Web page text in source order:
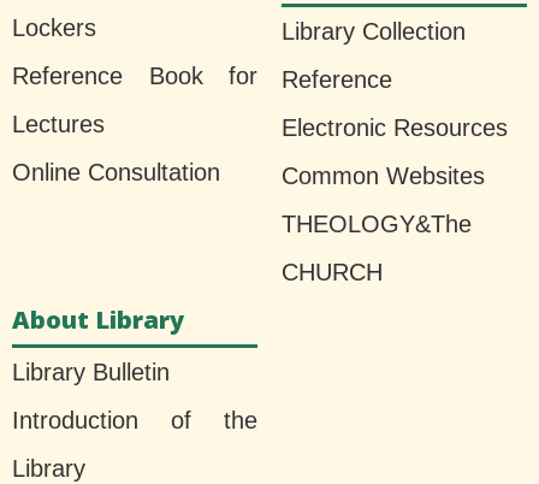
Lockers
Reference Book for
Lectures
Online Consultation
Library Collection
Reference
Electronic Resources
Common Websites
THEOLOGY&The
CHURCH
About Library
Library Bulletin
Introduction of the
Library